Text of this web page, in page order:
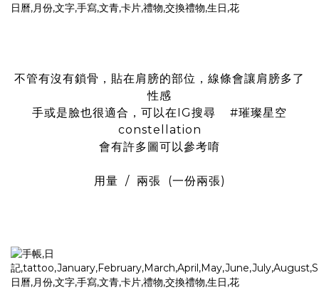
不管有沒有鎖骨，貼在肩膀的部位，線條會讓肩膀多了
性感
手或是臉也很適合，可以在IG搜尋 #璀璨星空
constellation
會有許多圖可以參考唷
用量 / 兩張 (一份兩張)